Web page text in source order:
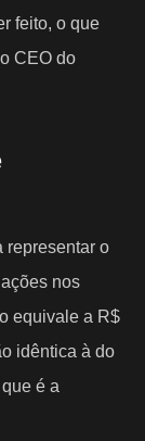
feito, o que
CEO do
representar o
nos
equivale a R$
idêntica à do
é a